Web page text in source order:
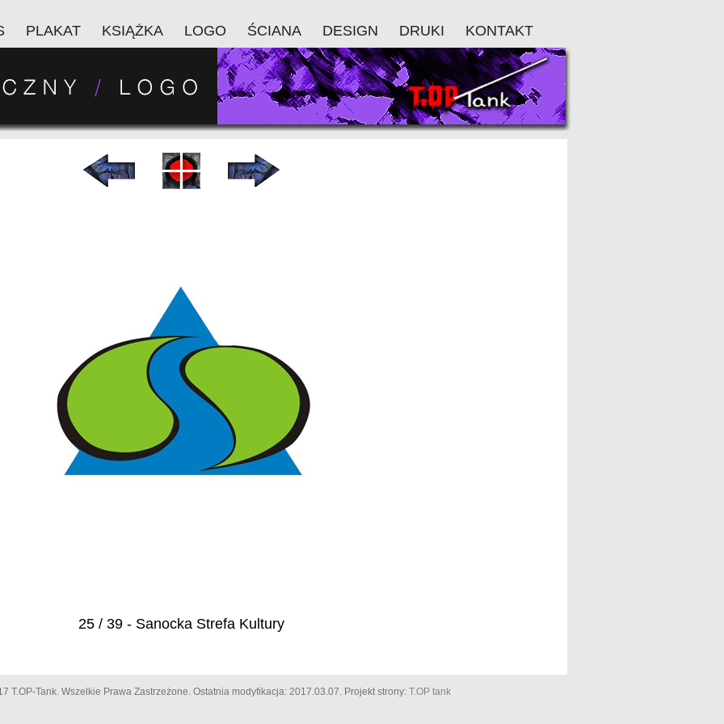
PLAKAT KSIĄŻKA LOGO ŚCIANA DESIGN DRUKI KONTAKT
25 / 39 - Sanocka Strefa Kultury
T.OP-Tank. Wszelkie Prawa Zastrzeżone. Ostatnia modyfikacja: 2017.03.07. Projekt strony: T.OP tank